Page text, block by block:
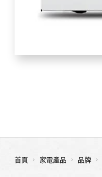
首頁 家電產品 品牌